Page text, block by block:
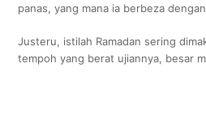
panas, yang mana ia berbeza
Justeru, istilah Ramadan sering
tempoh yang berat ujiannya, besar